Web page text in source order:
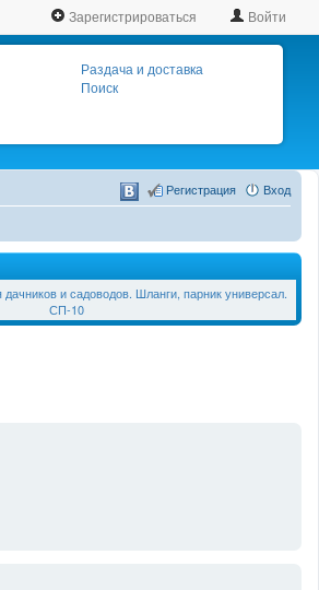
Зарегистрироваться Войти
Раздача и доставка
Поиск
Вход
Регистрация
и садоводов. Шланги, парник универсал.
СП-10